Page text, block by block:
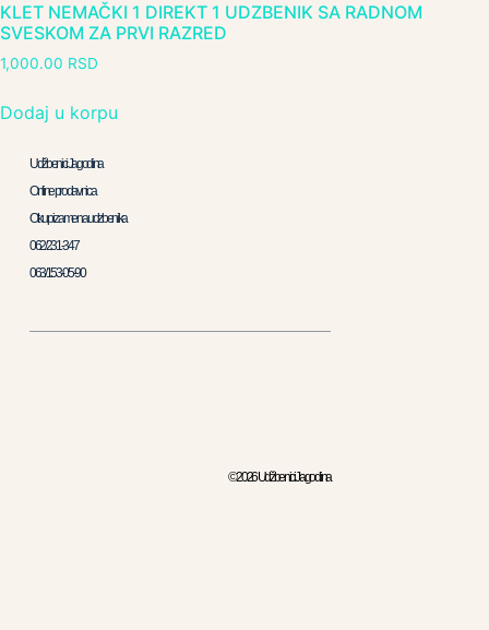
KLET NEMAČKI 1 DIREKT 1 UDZBENIK SA RADNOM
SVESKOM ZA PRVI RAZRED
1,000.00 RSD
Dodaj u korpu
© 2026 Udžbenici Jagodina
Udžbenici Jagodina
Online prodavnica
Otkup i zamena udzbenika
062/231-347
063/153-05-90